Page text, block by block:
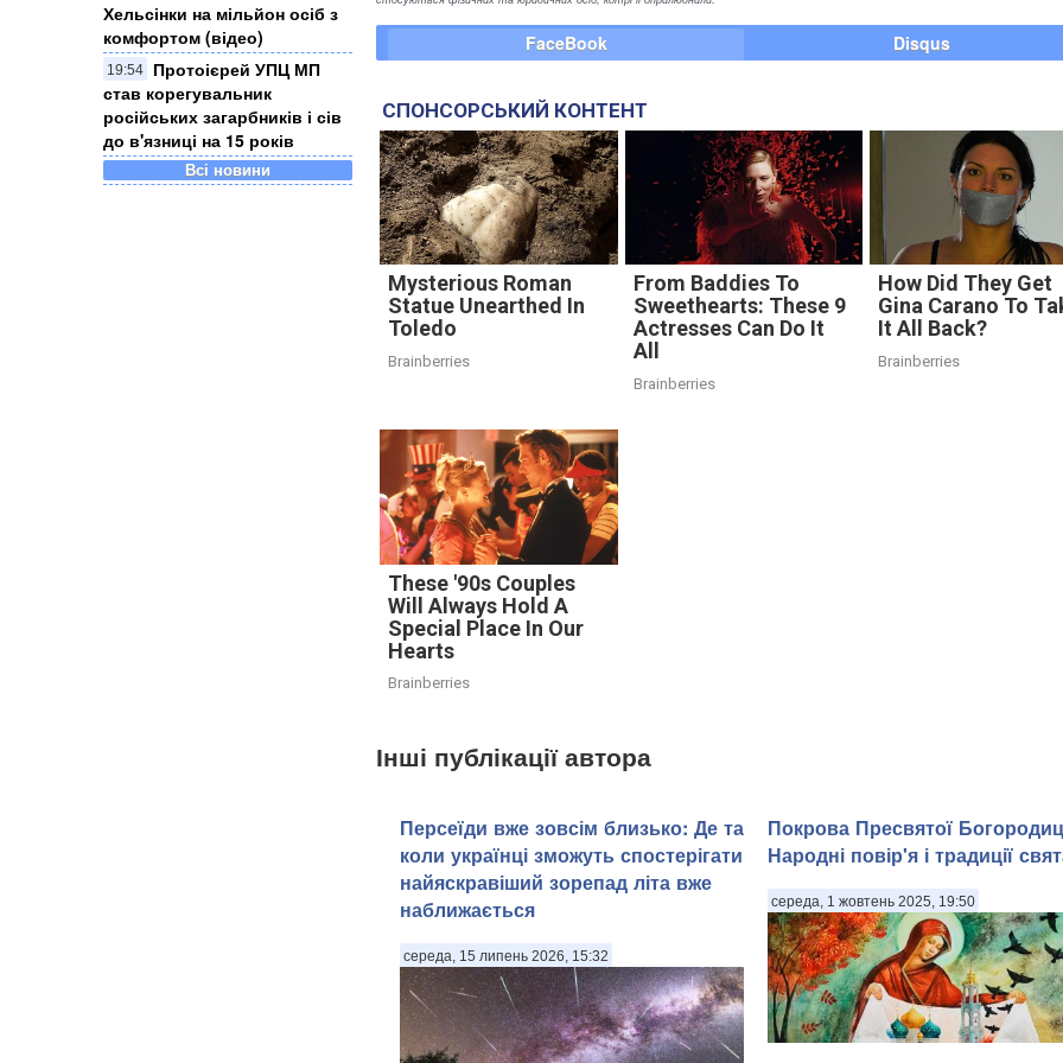
Хельсінки на мільйон осіб з
комфортом (відео)
19:54
Протоієрей УПЦ МП
став корегувальник
російських загарбників і сів
до в'язниці на 15 років
Всі новини
FaceBook Disqus
СПОНСОРСЬКИЙ КОНТЕНТ
Mysterious Roman
Statue Unearthed In
Toledo
Brainberries
From Baddies To
Sweethearts: These 9
Actresses Can Do It
All
Brainberries
How Did They Get
Gina Carano To
It All Back?
Brainberries
These '90s Couples
Will Always Hold A
Special Place In Our
Hearts
Brainberries
Інші публікації автора
Персеїди вже зовсім близько: Де та
коли українці зможуть спостерігати
найяскравіший зорепад літа вже
наближається
середа, 15 липень 2026, 15:32
Покрова Пресвятої
Народні повір'я і традиції
середа, 1 жовтень 2025, 19:50